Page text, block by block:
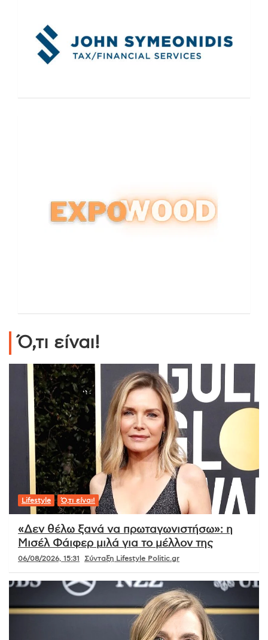
Ό,τι είναι!
Lifestyle Ό,τι είναι!
«Δεν θέλω ξανά να πρωταγωνιστήσω»: η
Μισέλ Φάιφερ μιλά για το μέλλον της
06/08/2026, 15:31 Σύνταξη Lifestyle Politic.gr